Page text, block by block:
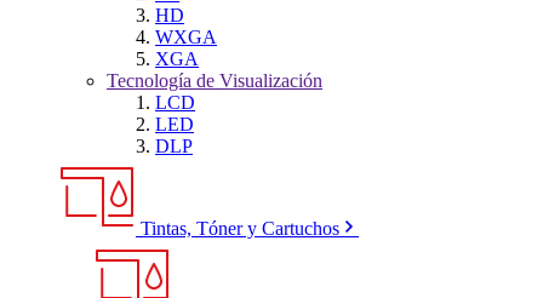
HD
WXGA
XGA
Tecnología de Visualización
LCD
LED
DLP
Tintas, Tóner y Cartuchos